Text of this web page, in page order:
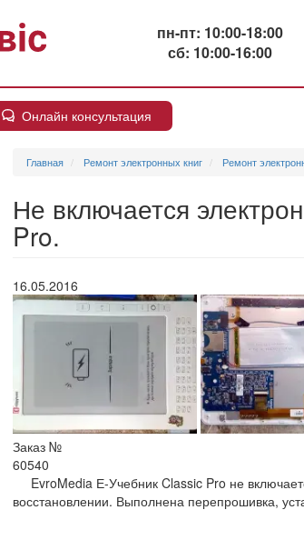
пн-пт: 10:00-18:00
сб: 10:00-16:00
Онлайн консультация
Главная Ремонт электронных книг Ремонт
Не включается
Pro.
16.05.2016
Заказ №
60540
EvroMedia Е-Учебник Classic Pro не
восстановлении. Выполнена перепрошивка,